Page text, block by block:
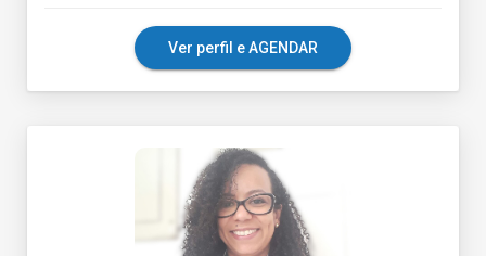
Ver perfil e AGENDAR